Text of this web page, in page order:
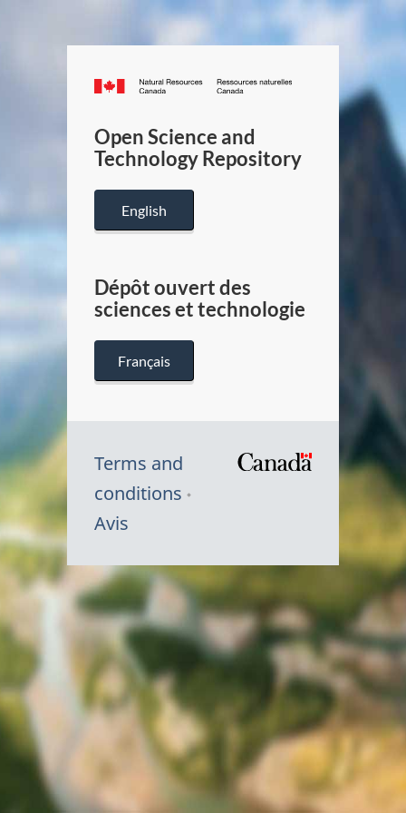
Canada.ca
/
Canada
Open Science and
Technology Repository
English
Dépôt ouvert des
sciences et technologie
Français
Terms and
conditions
Avis
Canada